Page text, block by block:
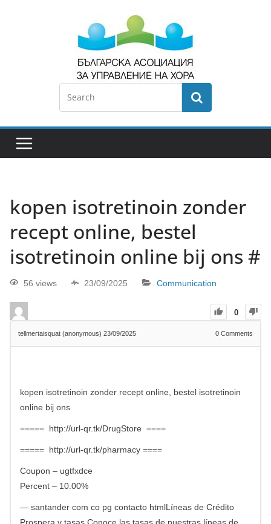
kopen isotretinoin zonder
recept online, bestel
isotretinoin online bij ons #
56 views 23/09/2025 Communication
0
tellmertaisquat (anonymous) 23/09/2025 0 Comments
kopen isotretinoin zonder recept online, bestel isotretinoin
online bij ons
===== http://url-qr.tk/DrugStore ====
===== http://url-qr.tk/pharmacy ====
Coupon – ugtfxdce
Percent – 10.00%
— santander com co pg contacto htmlLíneas de Crédito